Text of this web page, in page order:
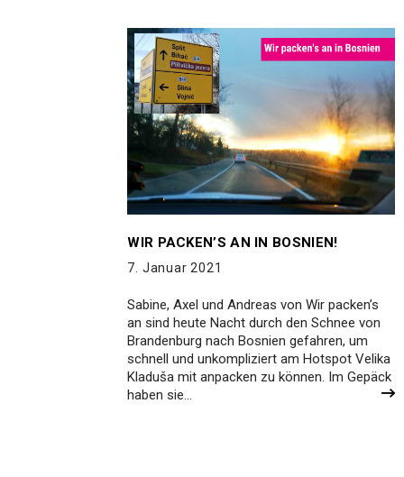
WIR PACKEN’S AN IN BOSNIEN!
7. Januar 2021
Sabine, Axel und Andreas von Wir packen’s
an sind heute Nacht durch den Schnee von
Brandenburg nach Bosnien gefahren, um
schnell und unkompliziert am Hotspot Velika
Kladuša mit anpacken zu können. Im Gepäck
haben sie…